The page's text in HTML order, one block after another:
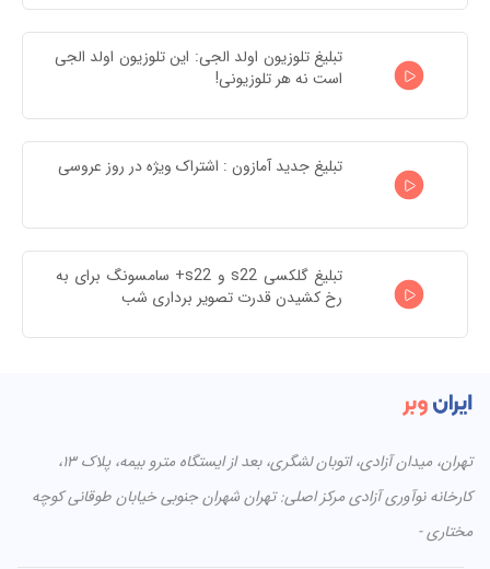
تبلیغ تلوزیون اولد الجی: این تلوزیون اولد الجی
است نه هر تلوزیونی!
تبلیغ جدید آمازون : اشتراک ویژه در روز عروسی
تبلیغ گلکسی s22 و s22+ سامسونگ برای به
رخ کشیدن قدرت تصویر برداری شب
تهران، میدان آزادی، اتوبان لشگری، بعد از ایستگاه مترو بیمه، پلاک ۱۳،
کارخانه نوآوری آزادی مرکز اصلی: تهران شهران جنوبی خیابان طوقانی کوچه
مختاری -